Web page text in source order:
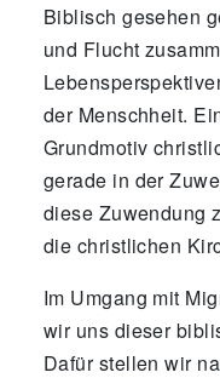
Biblisch gesehen
und Flucht
der Menschheit.
Grundmotiv
gerade in der
diese Zuwendung
die christlichen
Im Umgang mit
wir uns dieser
Dafür stellen wir